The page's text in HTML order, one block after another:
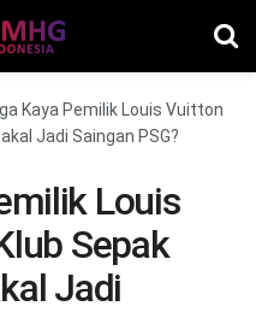
Kaya Pemilik Louis Vuitton
Jadi Saingan PSG?
Louis
Sepak
Jadi